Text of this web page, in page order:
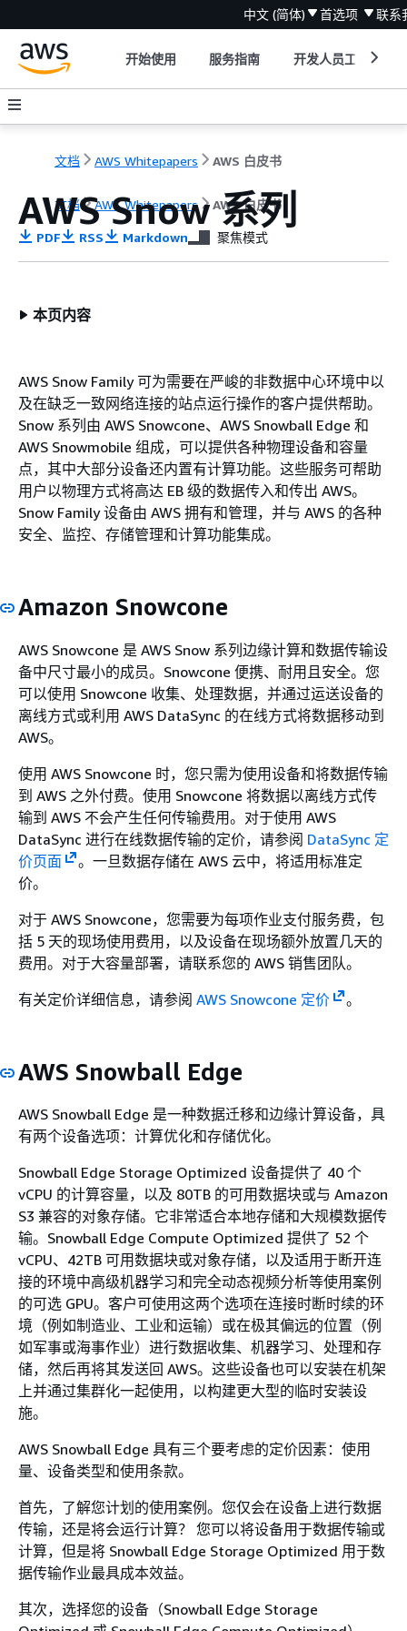
中文 (简体) 首选项 联系
开始使用 服务指南 开发人员工具
文档 AWS Whitepapers AWS 白皮书
文档 AWS Whitepapers AWS 白皮书
AWS Snow 系列
PDF RSS Markdown 聚焦模式
本页内容
AWS Snow Family 可为需要在严峻的非数据中心环境中以
及在缺乏一致网络连接的站点运行操作的客户提供帮助。
Snow 系列由 AWS Snowcone、AWS Snowball Edge 和
AWS Snowmobile 组成，可以提供各种物理设备和容量
点，其中大部分设备还内置有计算功能。这些服务可帮助
用户以物理方式将高达 EB 级的数据传入和传出 AWS。
Snow Family 设备由 AWS 拥有和管理，并与 AWS 的各种
安全、监控、存储管理和计算功能集成。
Amazon Snowcone
AWS Snowcone 是 AWS Snow 系列边缘计算和数据传输设
备中尺寸最小的成员。Snowcone 便携、耐用且安全。您
可以使用 Snowcone 收集、处理数据，并通过运送设备的
离线方式或利用 AWS DataSync 的在线方式将数据移动到
AWS。
使用 AWS Snowcone 时，您只需为使用设备和将数据传输
到 AWS 之外付费。使用 Snowcone 将数据以离线方式传
输到 AWS 不会产生任何传输费用。对于使用 AWS
DataSync 进行在线数据传输的定价，请参阅 DataSync 定
价页面
。一旦数据存储在 AWS 云中，将适用标准定
价。
对于 AWS Snowcone，您需要为每项作业支付服务费，包
括 5 天的现场使用费用，以及设备在现场额外放置几天的
费用。对于大容量部署，请联系您的 AWS 销售团队。
有关定价详细信息，请参阅 AWS Snowcone 定价 。
AWS Snowball Edge
AWS Snowball Edge 是一种数据迁移和边缘计算设备，具
有两个设备选项：计算优化和存储优化。
Snowball Edge Storage Optimized 设备提供了 40 个
vCPU 的计算容量，以及 80TB 的可用数据块或与 Amazon
S3 兼容的对象存储。它非常适合本地存储和大规模数据传
输。Snowball Edge Compute Optimized 提供了 52 个
vCPU、42TB 可用数据块或对象存储，以及适用于断开连
接的环境中高级机器学习和完全动态视频分析等使用案例
的可选 GPU。客户可使用这两个选项在连接时断时续的环
境（例如制造业、工业和运输）或在极其偏远的位置（例
如军事或海事作业）进行数据收集、机器学习、处理和存
储，然后再将其发送回 AWS。这些设备也可以安装在机架
上并通过集群化一起使用，以构建更大型的临时安装设
施。
AWS Snowball Edge 具有三个要考虑的定价因素：使用
量、设备类型和使用条款。
首先，了解您计划的使用案例。您仅会在设备上进行数据
传输，还是将会运行计算？ 您可以将设备用于数据传输或
计算，但是将 Snowball Edge Storage Optimized 用于数
据传输作业最具成本效益。
其次，选择您的设备（Snowball Edge Storage